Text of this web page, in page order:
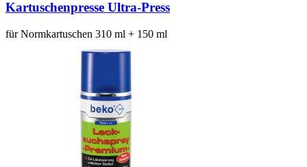
Kartuschenpresse Ultra-Press
für Normkartuschen 310 ml + 150 ml